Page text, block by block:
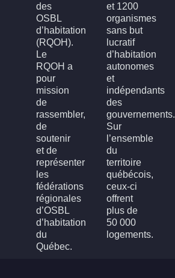
des
OSBL
d’habitation
(RQOH).
Le
RQOH a
pour
mission
de
rassembler,
de
soutenir
et de
représenter
les
fédérations
régionales
d’OSBL
d’habitation
du
Québec.
et 1200
organismes
sans but
lucratif
d’habitation
autonomes
et
indépendants
des
gouvernements.
Sur
l’ensemble
du
territoire
québécois,
ceux-ci
offrent
plus de
50 000
logements.